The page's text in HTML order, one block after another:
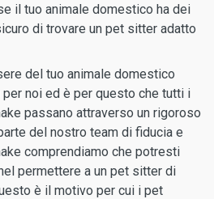
il tuo animale domestico ha dei
di trovare un pet sitter adatto
del tuo animale domestico
noi ed è per questo che tutti i
passano attraverso un rigoroso
del nostro team di fiducia e
comprendiamo che potresti
permettere a un pet sitter di
è il motivo per cui i pet